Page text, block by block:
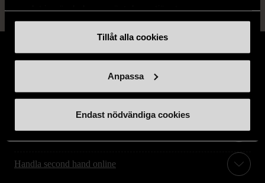
Tillåt alla cookies
Anpassa
Endast nödvändiga cookies
Stöd oss
Hitta till oss
Handla second hand online